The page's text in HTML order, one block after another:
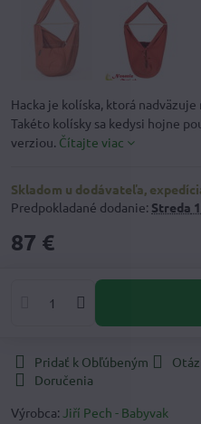
Hacka je kolíska, ktorá
Takéto kolísky sa kedysi hojne
verziou. Čítajte viac
Skladom u dodávateľa,
Predpokladané dodanie: Streda
87 €
Pridať k Obľúbeným
Doručenia
Výrobca: Jiří Pech - Babyvak